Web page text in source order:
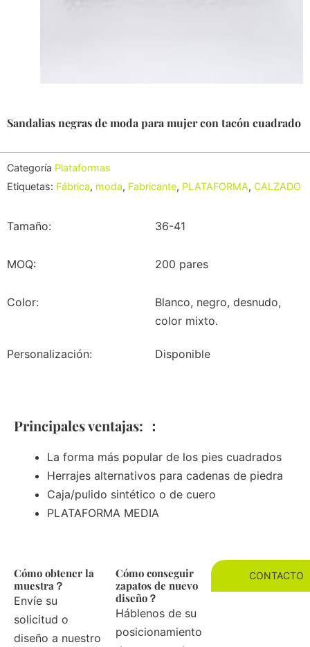
Sandalias negras de moda para mujer con tacón cuadrado
Categoría Plataformas
Etiquetas: Fábrica, moda, Fabricante, PLATAFORMA, CALZADO
Tamaño: 36-41
MOQ: 200 pares
Color:
Blanco, negro, desnudo,
color mixto.
Personalización: Disponible
Principales ventajas: ：
La forma más popular de los pies cuadrados
Herrajes alternativos para cadenas de piedra
Caja/pulido sintético o de cuero
PLATAFORMA MEDIA
Cómo obtener la
muestra？
Envíe su
solicitud o
diseño a nuestro
Cómo conseguir
zapatos de nuevo
diseño？
Háblenos de su
posicionamiento
CONTACTO